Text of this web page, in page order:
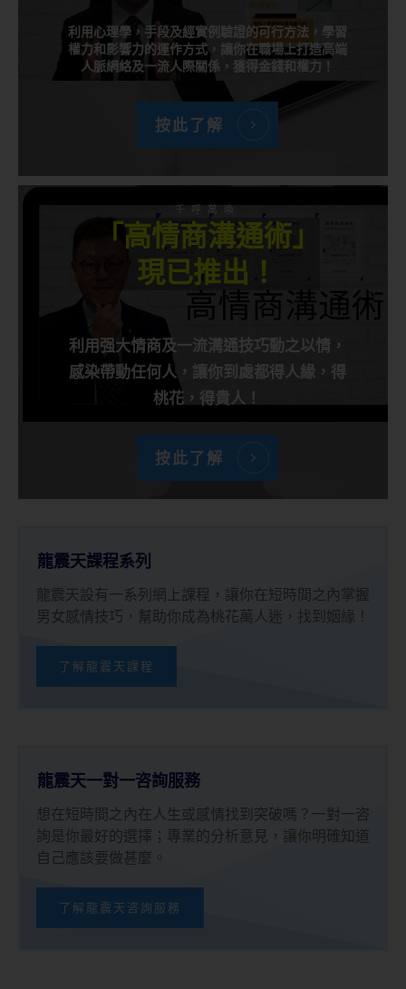
利用心理學，手段及經實例驗證的可行方法，學習
權力和影響力的運作方式，讓你在職場上打造高端
人脈網絡及一流人際關係，獲得金錢和權力！
按此了解
千呼萬喚
「高情商溝通術」
現已推出！
利用强大情商及一流溝通技巧動之以情，
感染帶動任何人，讓你到處都得人緣，得
桃花，得貴人！
按此了解
龍震天課程系列
龍震天設有一系列網上課程，讓你在短時間之內掌握
男女感情技巧，幫助你成為桃花萬人迷，找到姻緣！
了解龍震天課程
龍震天一對一咨詢服務
想在短時間之內在人生或感情找到突破嗎？一對一咨
詢是你最好的選擇；專業的分析意見，讓你明確知道
自己應該要做甚麼。
了解龍震天咨詢服務